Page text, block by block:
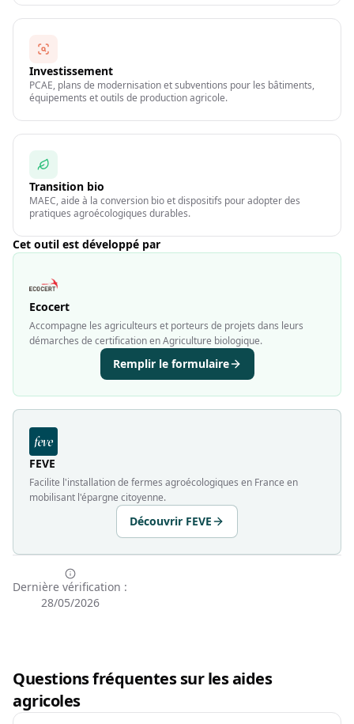
Investissement
PCAE, plans de modernisation et subventions pour les bâtiments,
équipements et outils de production agricole.
Transition bio
MAEC, aide à la conversion bio et dispositifs pour adopter des
pratiques agroécologiques durables.
Cet outil est développé par
Ecocert
Accompagne les agriculteurs et porteurs de projets dans leurs
démarches de certification en Agriculture biologique.
Remplir le formulaire
FEVE
Facilite l'installation de fermes agroécologiques en France en
mobilisant l'épargne citoyenne.
Découvrir FEVE
Dernière vérification :
28/05/2026
Questions fréquentes sur les aides
agricoles